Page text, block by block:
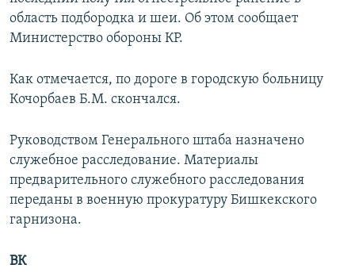
область подбородка и шеи. Об этом сообщает
Министерство обороны КР.
Как отмечается, по дороге в городскую больницу
Кочорбаев Б.М. скончался.
Руководством Генерального штаба назначено
служебное расследование. Материалы
предварительного служебного расследования
переданы в военную прокуратуру Бишкекского
гарнизона.
ВК